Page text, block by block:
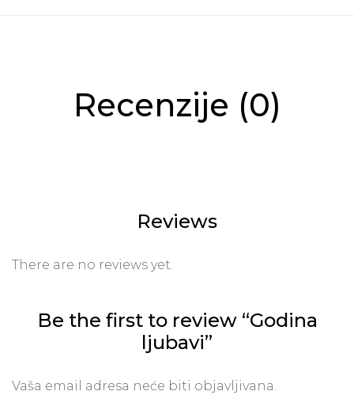
Recenzije (0)
Reviews
There are no reviews yet.
Be the first to review “Godina
ljubavi”
Vaša email adresa neće biti objavljivana.